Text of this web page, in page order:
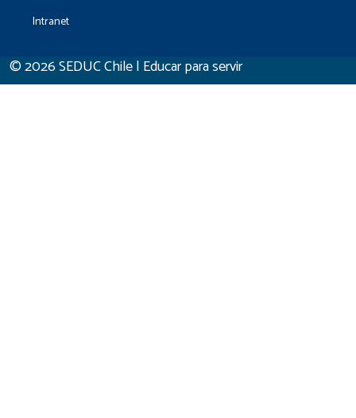
Intranet
© 2026 SEDUC Chile | Educar para servir